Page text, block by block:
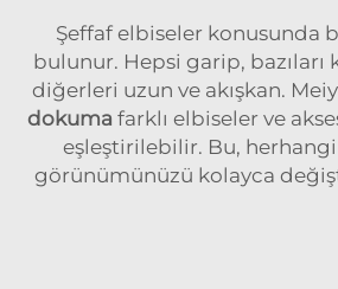
Şeffaf elbiseler konusunda
bulunur. Hepsi garip, bazıları
diğerleri uzun ve akışkan.
dokuma farklı elbiseler ve
eşleştirilebilir. Bu,
görünümünüzü kolayca